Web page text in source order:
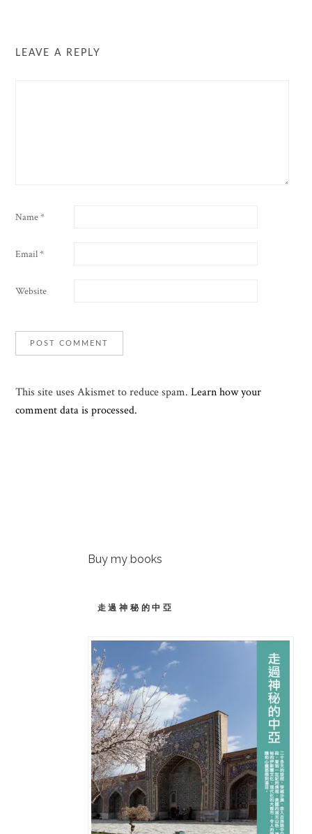
LEAVE A REPLY
Name*
Email*
Website
This site uses Akismet to reduce spam.Learn how your
comment data is processed.
Buy my books
走過神秘的中亞